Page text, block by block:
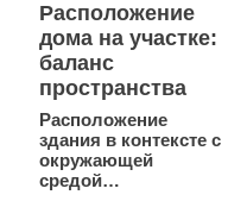
Расположение
дома на участке:
баланс
пространства
Расположение
здания в контексте с
окружающей
средой…